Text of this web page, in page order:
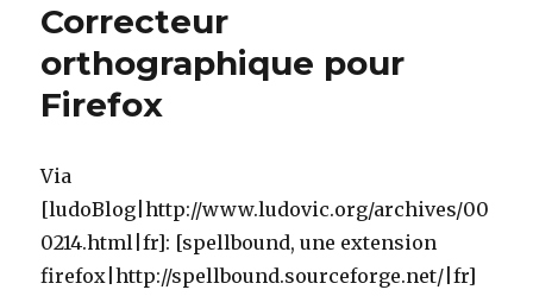
Correcteur
orthographique pour
Firefox
Via
[ludoBlog|http://www.ludovic.org/archives/00
0214.html|fr]: [spellbound, une extension
firefox|http://spellbound.sourceforge.net/|fr]